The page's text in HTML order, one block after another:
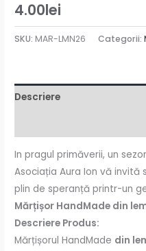
4.00lei
SKU: MAR-LMN26 Categorii:
Descriere
In pragul primăverii, un
Asociația Aura Ion vă
plin de speranță printr-un
Mărțișor HandMade din
Descriere Produs:
Mărțișorul HandMade din